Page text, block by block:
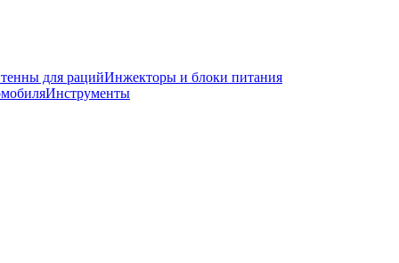
для рацийИнжекторы и блоки питания
Инструменты